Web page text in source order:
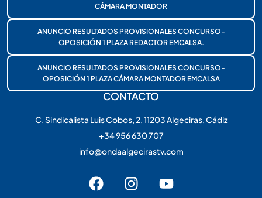
CÁMARA MONTADOR
ANUNCIO RESULTADOS PROVISIONALES CONCURSO-
OPOSICIÓN 1 PLAZA REDACTOR EMCALSA.
ANUNCIO RESULTADOS PROVISIONALES CONCURSO-
OPOSICIÓN 1 PLAZA CÁMARA MONTADOR EMCALSA
CONTACTO
C. Sindicalista Luis Cobos, 2, 11203 Algeciras, Cádiz
+34 956 630 707
info@ondaalgecirastv.com